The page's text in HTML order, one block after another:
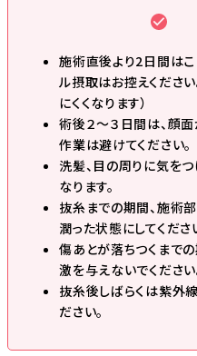
施術直後より2日間は
ル摂取はお控えくださ
にくくなります）
術後２～３日間は、顔
作業は避けてください。
洗髪、目の周りに気を
なります。
抜糸までの期間、施術
潤った状態にしてくださ
傷あとが落ちつくまで
激を与えないでください
抜糸後しばらくは紫外
ださい。